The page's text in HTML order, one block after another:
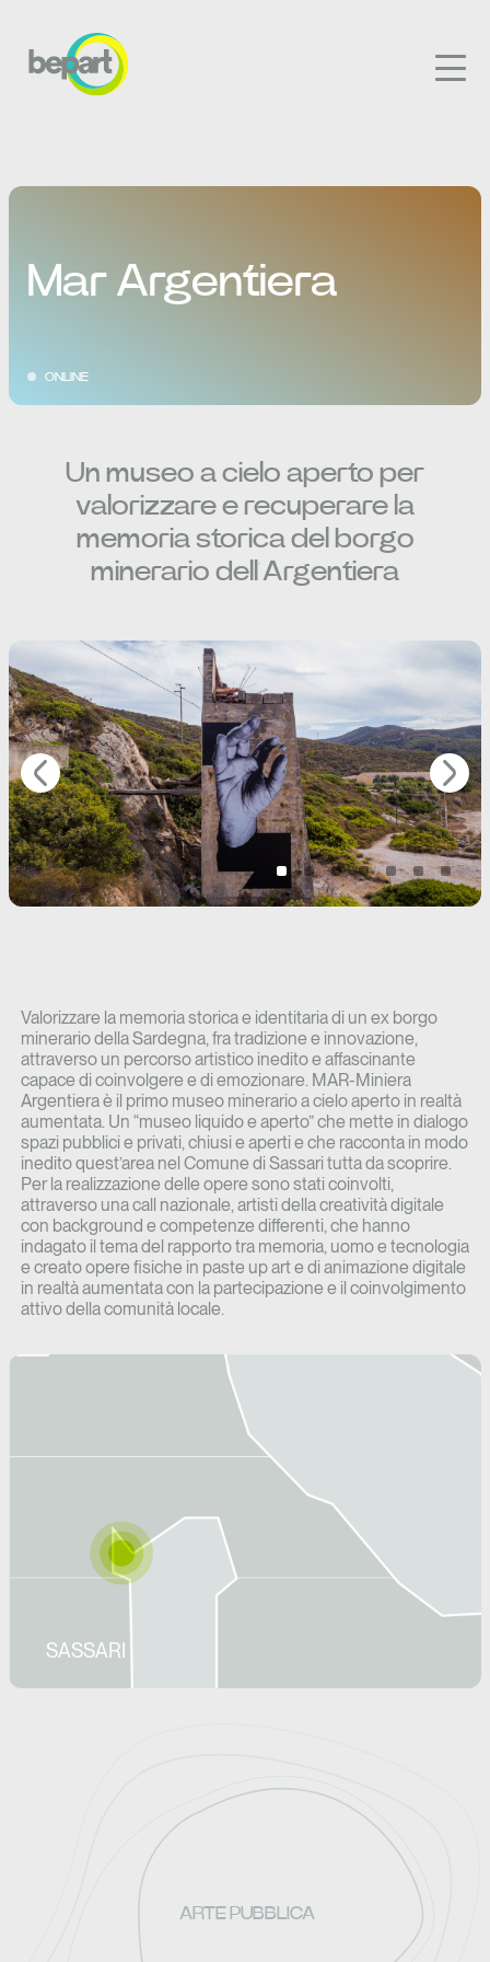
Mar Argentiera
ONLINE
Un museo a cielo aperto per
valorizzare e recuperare la
memoria storica del borgo
minerario dell’Argentiera
Valorizzare la memoria storica e identitaria di un ex borgo
minerario della Sardegna, fra tradizione e innovazione,
attraverso un percorso artistico inedito e affascinante
capace di coinvolgere e di emozionare. MAR-Miniera
Argentiera è il primo museo minerario a cielo aperto in realtà
aumentata. Un “museo liquido e aperto” che mette in dialogo
spazi pubblici e privati, chiusi e aperti e che racconta in modo
inedito quest’area nel Comune di Sassari tutta da scoprire.
Per la realizzazione delle opere sono stati coinvolti,
attraverso una call nazionale, artisti della creatività digitale
con background e competenze differenti, che hanno
indagato il tema del rapporto tra memoria, uomo e tecnologia
e creato opere fisiche in paste up art e di animazione digitale
in realtà aumentata con la partecipazione e il coinvolgimento
attivo della comunità locale.
SASSARI
ARTE PUBBLICA